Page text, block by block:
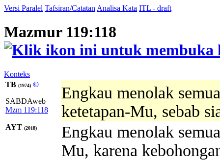
Versi Paralel Tafsiran/Catatan Analisa Kata ITL - draft
Mazmur 119:118
Konteks
TB (1974) ©
SABDAweb
Mzm 119:118
Engkau menolak
ketetapan-Mu, sebab
AYT (2018)
Engkau menolak
Mu, karena